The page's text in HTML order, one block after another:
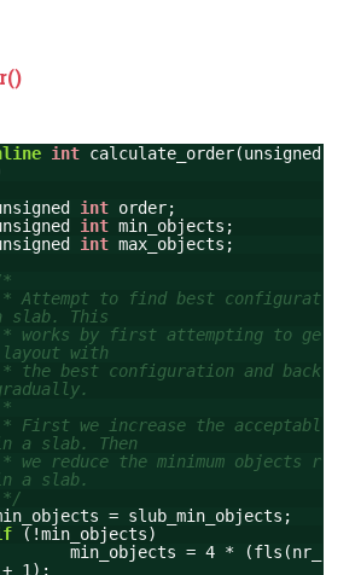
int calculate_order(unsigned
int order;
int min_objects;
int max_objects;
* Attempt to find best configurat
slab. This
* works by first attempting to ge
with
* the best configuration and back
*
* First we increase the acceptabl
a slab. Then
* we reduce the minimum objects r
a slab.
*/
= slub_min_objects;
(!min_objects)
min_objects = 4 * (fls(nr_
+ 1);